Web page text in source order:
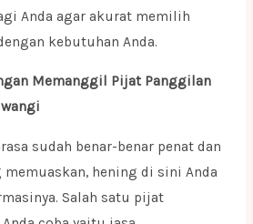
Anda agar akurat memilih
kebutuhan Anda.
Memanggil Pijat Panggilan
sudah benar-benar penat dan
hening di sini Anda
Salah satu pijat